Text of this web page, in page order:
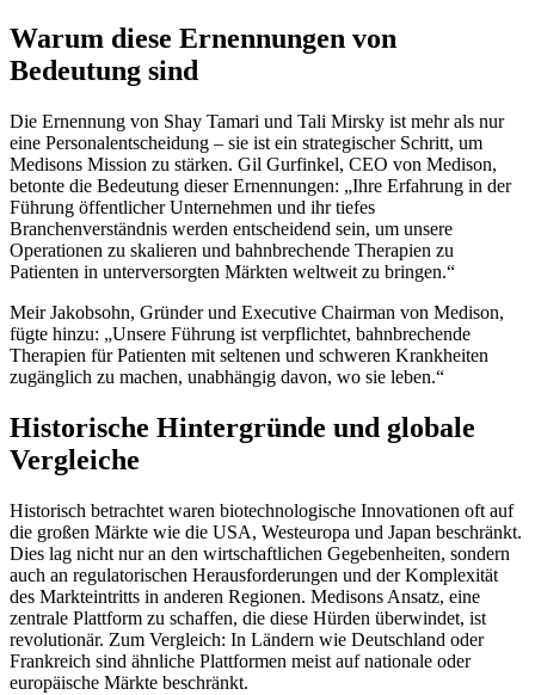
Warum diese Ernennungen von
Bedeutung sind
Die Ernennung von Shay Tamari und Tali Mirsky ist mehr als nur
eine Personalentscheidung – sie ist ein strategischer Schritt, um
Medisons Mission zu stärken. Gil Gurfinkel, CEO von Medison,
betonte die Bedeutung dieser Ernennungen: „Ihre Erfahrung in der
Führung öffentlicher Unternehmen und ihr tiefes
Branchenverständnis werden entscheidend sein, um unsere
Operationen zu skalieren und bahnbrechende Therapien zu
Patienten in unterversorgten Märkten weltweit zu bringen.“
Meir Jakobsohn, Gründer und Executive Chairman von Medison,
fügte hinzu: „Unsere Führung ist verpflichtet, bahnbrechende
Therapien für Patienten mit seltenen und schweren Krankheiten
zugänglich zu machen, unabhängig davon, wo sie leben.“
Historische Hintergründe und globale
Vergleiche
Historisch betrachtet waren biotechnologische Innovationen oft auf
die großen Märkte wie die USA, Westeuropa und Japan beschränkt.
Dies lag nicht nur an den wirtschaftlichen Gegebenheiten, sondern
auch an regulatorischen Herausforderungen und der Komplexität
des Markteintritts in anderen Regionen. Medisons Ansatz, eine
zentrale Plattform zu schaffen, die diese Hürden überwindet, ist
revolutionär. Zum Vergleich: In Ländern wie Deutschland oder
Frankreich sind ähnliche Plattformen meist auf nationale oder
europäische Märkte beschränkt.